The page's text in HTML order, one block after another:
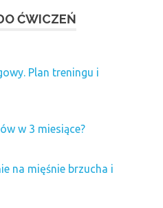
ĆWICZEŃ
Plan treningu i
w 3 miesiące?
na mięśnie brzucha i